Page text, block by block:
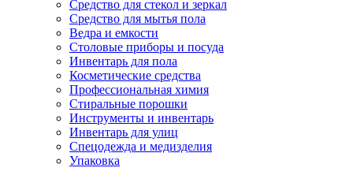
Средство для стекол и зеркал
Средство для мытья пола
Ведра и емкости
Столовые приборы и посуда
Инвентарь для пола
Косметические средства
Профессиональная химия
Стиральные порошки
Инструменты и инвентарь
Инвентарь для улиц
Спецодежда и медизделия
Упаковка